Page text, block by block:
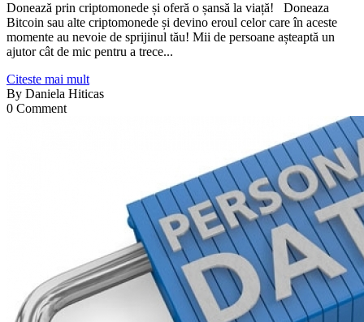
Donează prin criptomonede și oferă o șansă la viață! Doneaza
Bitcoin sau alte criptomonede și devino eroul celor care în aceste
momente au nevoie de sprijinul tău! Mii de persoane așteaptă un
ajutor cât de mic pentru a trece...
Citeste mai mult
By Daniela Hiticas
0 Comment